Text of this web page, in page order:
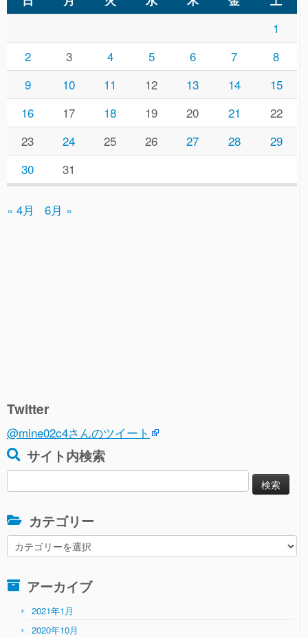
1
2
3 4 5 6 7
8
9
10 11 12 13 14
15
16
17 18 19 20 21
22
23
24 25 26 27 28
29
30
31
« 4月 6月 »
Twitter
@mine02c4さんのツイート
サイト内検索
検
索:
カテゴリー
カ
テ
リ
アーカイブ
2021年1月
2020年10月